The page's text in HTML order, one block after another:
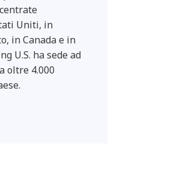
Uniti, in
in Canada e in
U.S. ha sede ad
oltre 4.000